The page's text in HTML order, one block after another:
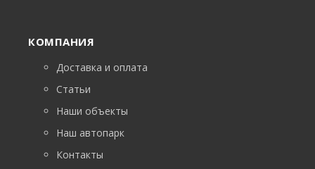
КОМПАНИЯ
Доставка и оплата
Статьи
Наши объекты
Наш автопарк
Контакты